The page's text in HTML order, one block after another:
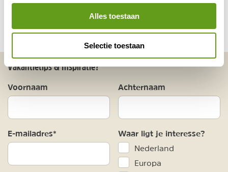
Alles toestaan
Selectie toestaan
Vakantietips & Inspiratie?
Voornaam Achternaam
E-mailadres* Waar ligt je interesse?
Nederland
Europa